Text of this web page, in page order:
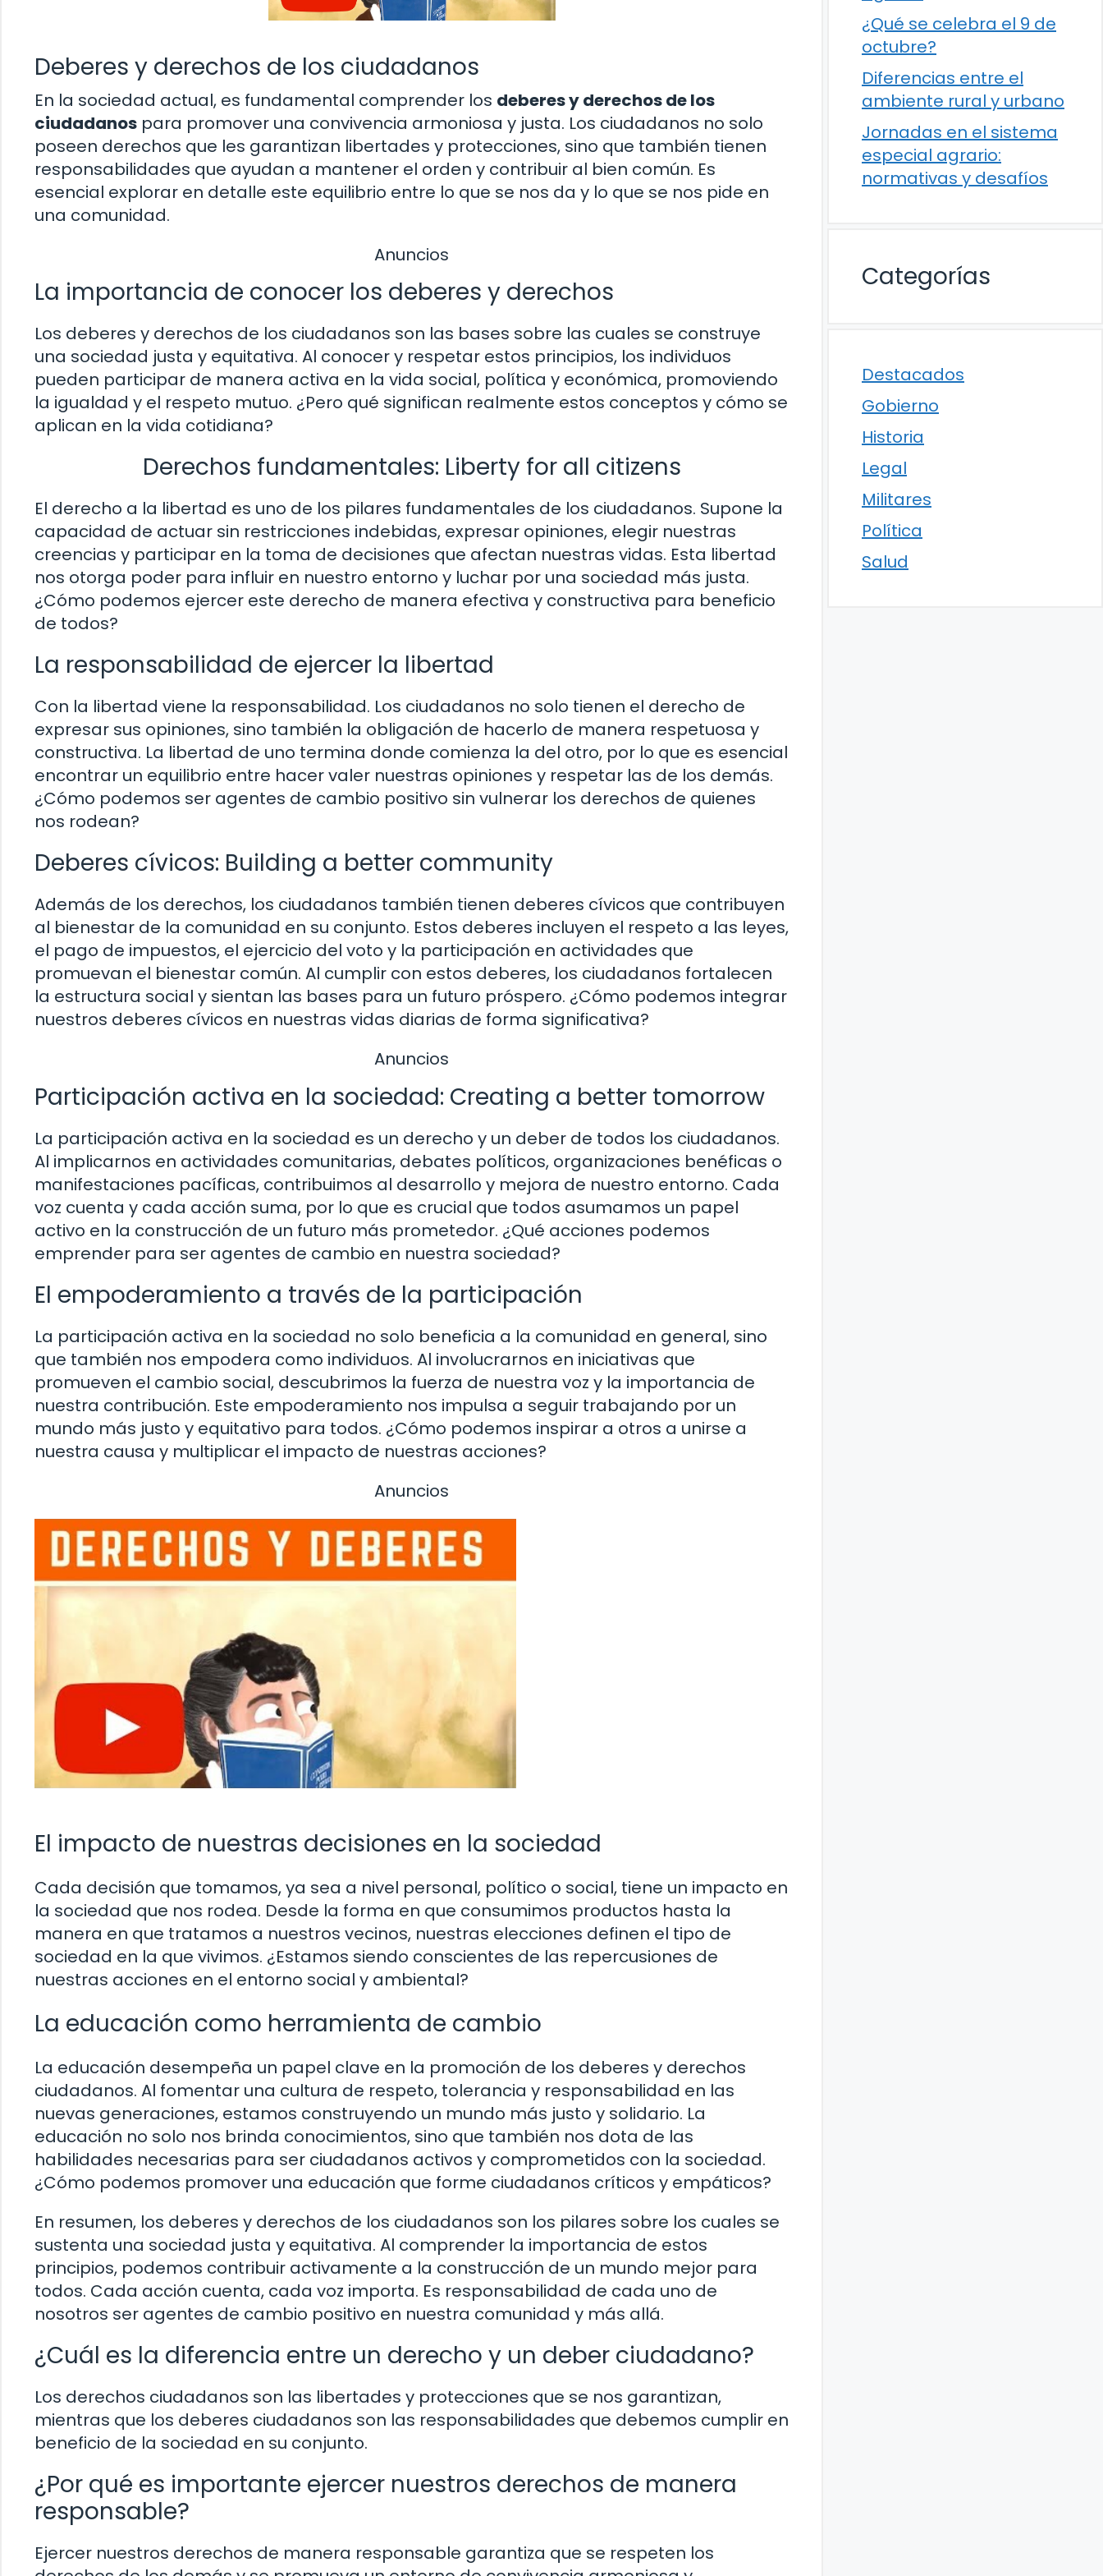
Deberes y derechos de los ciudadanos
En la sociedad actual, es fundamental comprender los deberes y derechos de los
ciudadanos para promover una convivencia armoniosa y justa. Los ciudadanos no solo
poseen derechos que les garantizan libertades y protecciones, sino que también tienen
responsabilidades que ayudan a mantener el orden y contribuir al bien común. Es
esencial explorar en detalle este equilibrio entre lo que se nos da y lo que se nos pide en
una comunidad.
Anuncios
La importancia de conocer los deberes y derechos
Los deberes y derechos de los ciudadanos son las bases sobre las cuales se construye
una sociedad justa y equitativa. Al conocer y respetar estos principios, los individuos
pueden participar de manera activa en la vida social, política y económica, promoviendo
la igualdad y el respeto mutuo. ¿Pero qué significan realmente estos conceptos y cómo se
aplican en la vida cotidiana?
Derechos fundamentales: Liberty for all citizens
El derecho a la libertad es uno de los pilares fundamentales de los ciudadanos. Supone la
capacidad de actuar sin restricciones indebidas, expresar opiniones, elegir nuestras
creencias y participar en la toma de decisiones que afectan nuestras vidas. Esta libertad
nos otorga poder para influir en nuestro entorno y luchar por una sociedad más justa.
¿Cómo podemos ejercer este derecho de manera efectiva y constructiva para beneficio
de todos?
La responsabilidad de ejercer la libertad
Con la libertad viene la responsabilidad. Los ciudadanos no solo tienen el derecho de
expresar sus opiniones, sino también la obligación de hacerlo de manera respetuosa y
constructiva. La libertad de uno termina donde comienza la del otro, por lo que es esencial
encontrar un equilibrio entre hacer valer nuestras opiniones y respetar las de los demás.
¿Cómo podemos ser agentes de cambio positivo sin vulnerar los derechos de quienes
nos rodean?
Deberes cívicos: Building a better community
Además de los derechos, los ciudadanos también tienen deberes cívicos que contribuyen
al bienestar de la comunidad en su conjunto. Estos deberes incluyen el respeto a las leyes,
el pago de impuestos, el ejercicio del voto y la participación en actividades que
promuevan el bienestar común. Al cumplir con estos deberes, los ciudadanos fortalecen
la estructura social y sientan las bases para un futuro próspero. ¿Cómo podemos integrar
nuestros deberes cívicos en nuestras vidas diarias de forma significativa?
Anuncios
Participación activa en la sociedad: Creating a better tomorrow
La participación activa en la sociedad es un derecho y un deber de todos los ciudadanos.
Al implicarnos en actividades comunitarias, debates políticos, organizaciones benéficas o
manifestaciones pacíficas, contribuimos al desarrollo y mejora de nuestro entorno. Cada
voz cuenta y cada acción suma, por lo que es crucial que todos asumamos un papel
activo en la construcción de un futuro más prometedor. ¿Qué acciones podemos
emprender para ser agentes de cambio en nuestra sociedad?
El empoderamiento a través de la participación
La participación activa en la sociedad no solo beneficia a la comunidad en general, sino
que también nos empodera como individuos. Al involucrarnos en iniciativas que
promueven el cambio social, descubrimos la fuerza de nuestra voz y la importancia de
nuestra contribución. Este empoderamiento nos impulsa a seguir trabajando por un
mundo más justo y equitativo para todos. ¿Cómo podemos inspirar a otros a unirse a
nuestra causa y multiplicar el impacto de nuestras acciones?
Anuncios
El impacto de nuestras decisiones en la sociedad
Cada decisión que tomamos, ya sea a nivel personal, político o social, tiene un impacto en
la sociedad que nos rodea. Desde la forma en que consumimos productos hasta la
manera en que tratamos a nuestros vecinos, nuestras elecciones definen el tipo de
sociedad en la que vivimos. ¿Estamos siendo conscientes de las repercusiones de
nuestras acciones en el entorno social y ambiental?
La educación como herramienta de cambio
La educación desempeña un papel clave en la promoción de los deberes y derechos
ciudadanos. Al fomentar una cultura de respeto, tolerancia y responsabilidad en las
nuevas generaciones, estamos construyendo un mundo más justo y solidario. La
educación no solo nos brinda conocimientos, sino que también nos dota de las
habilidades necesarias para ser ciudadanos activos y comprometidos con la sociedad.
¿Cómo podemos promover una educación que forme ciudadanos críticos y empáticos?
En resumen, los deberes y derechos de los ciudadanos son los pilares sobre los cuales se
sustenta una sociedad justa y equitativa. Al comprender la importancia de estos
principios, podemos contribuir activamente a la construcción de un mundo mejor para
todos. Cada acción cuenta, cada voz importa. Es responsabilidad de cada uno de
nosotros ser agentes de cambio positivo en nuestra comunidad y más allá.
¿Cuál es la diferencia entre un derecho y un deber ciudadano?
Los derechos ciudadanos son las libertades y protecciones que se nos garantizan,
mientras que los deberes ciudadanos son las responsabilidades que debemos cumplir en
beneficio de la sociedad en su conjunto.
¿Por qué es importante ejercer nuestros derechos de manera
responsable?
Ejercer nuestros derechos de manera responsable garantiza que se respeten los
¿Qué se celebra el 9 de
octubre?
Diferencias entre el
ambiente rural y urbano
Jornadas en el sistema
especial agrario:
normativas y desafíos
Categorías
Destacados
Gobierno
Historia
Legal
Militares
Política
Salud